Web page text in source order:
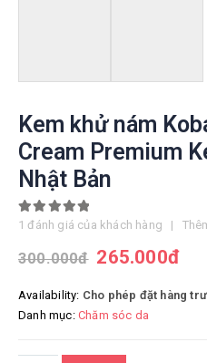
Kem khử nám
Cream Premium
Nhật Bản
5.00out of 5
1 đánh giá của khách hàng |
300.000đ 265.000đ
Availability: Cho phép đặt hàng
Danh mục: Chăm sóc da